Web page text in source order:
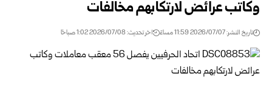
وكاتب عرائض لارتكابهم مخالفات
تاريخ النشر: 2026/07/07 11:59 مساءً اخر تحديث: 2026/07/08 1:02 صباحًا